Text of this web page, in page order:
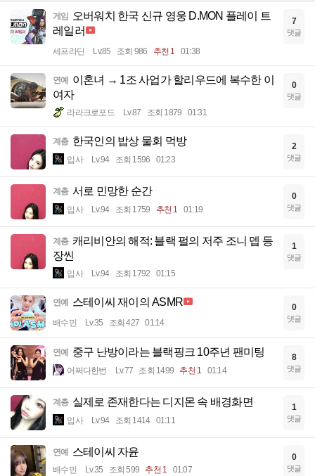
게임
오버워치 한국 신규 영웅 D.MON 플레이 트
레일러
세프라딘 Lv.85 조회 986 추천 1 01:38
7
댓글
연예
이혼녀 → 1조 사업가 할리우드에 복수한 이
여자
라라크로포드 Lv.87 조회 1879 01:31
0
댓글
계층 한국인의 밥상 물회 먹방
입사 Lv.94 조회 1596 01:23
2
댓글
계층 서로 민망한 순간
입사 Lv.94 조회 1759 추천 1 01:19
0
댓글
계층 캐리비안의 해적: 블랙 펄의 저주 조니 뎁 등
장씬
입사 Lv.94 조회 1792 01:15
1
댓글
연예 스테이씨 재이의 ASMR
배수민 Lv.35 조회 427 01:14
0
댓글
연예 중구 난방이라는 블랙핑크 10주년 팬미팅
어쩌다한번 Lv.77 조회 1499 추천 1 01:14
8
댓글
계층 실제로 존재한다는 디지몬 속 배경화면
입사 Lv.94 조회 1414 01:11
1
댓글
연예 스테이씨 자윤
배수민 Lv.35 조회 599 추천 1 01:07
0
댓글